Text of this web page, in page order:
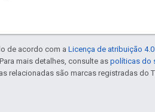
de acordo com a Licença de atribuição
mais detalhes, consulte aspolíticas do
relacionadas são marcas registradas do